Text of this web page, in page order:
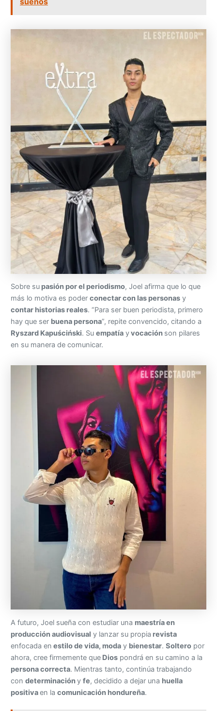
Sobre su pasión por el periodismo, Joel afirma que lo que
más lo motiva es poderconectar con las personas y
contar historias reales. “Para ser buen periodista, primero
hay que ser buena persona”, repite convencido, citando a
Ryszard Kapuściński. Suempatía yvocación son pilares
en su manera de comunicar.
A futuro, Joel sueña con estudiar una maestría en
producción audiovisual y lanzar su propia revista
enfocada en estilo de vida, moda y bienestar.Soltero por
ahora, cree firmemente que Dios pondrá en su camino a la
persona correcta. Mientras tanto, continúa trabajando
condeterminaciónyfe, decidido a dejar una huella
positivaen lacomunicación hondureña.